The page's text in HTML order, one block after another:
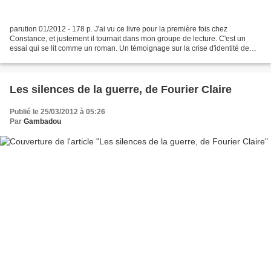
parution 01/2012 - 178 p. J'ai vu ce livre pour la première fois chez
Constance, et justement il tournait dans mon groupe de lecture. C'est un
essai qui se lit comme un roman. Un témoignage sur la crise d'identité de
Les silences de la guerre, de Fourier Claire
Publié le 25/03/2012 à 05:26
Par Gambadou